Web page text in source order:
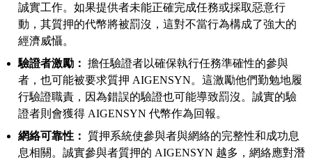
誠實工作。如果提供者未能正確完成任務或採取惡意行
動，其質押的代幣將被罰沒，這對不當行為構成了強大的
經濟威懾。
驗證者激勵： 擔任驗證者以確保執行任務準確性的參與
者，也可能被要求質押 AIGENSYN。這激勵他們勤勉地履
行驗證職責，因為錯誤的驗證也可能導致罰沒。誠實的驗
證者則會獲得 AIGENSYN 代幣作為回報。
網絡可靠性：
質押系統使參與者與網絡的完整性和成功息
息相關。誠實參與者質押的 AIGENSYN 越多，網絡應對潛